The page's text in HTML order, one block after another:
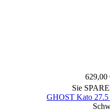
629,00
Sie
GHOST Kato